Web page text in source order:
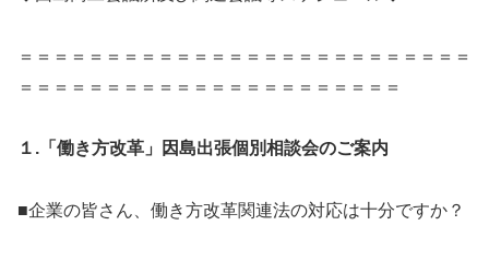
＝＝＝＝＝＝＝＝＝＝＝＝＝＝＝＝＝＝＝＝＝＝＝＝＝＝
＝＝＝＝＝＝＝＝＝＝＝＝＝＝＝＝＝＝＝＝＝＝
１.「働き方改革」因島出張個別相談会のご案内
■企業の皆さん、働き方改革関連法の対応は十分ですか？